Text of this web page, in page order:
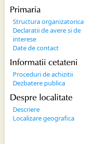
Primaria
Structura organizatorica
Declaratii de avere si de
interese
Date de contact
Informatii cetateni
Proceduri de achizitii
Dezbatere publica
Despre localitate
Descriere
Localizare geografica